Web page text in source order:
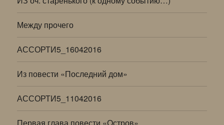
Между прочего
АССОРТИ5_16042016
Из повести «Последний дом»
АССОРТИ5_11042016